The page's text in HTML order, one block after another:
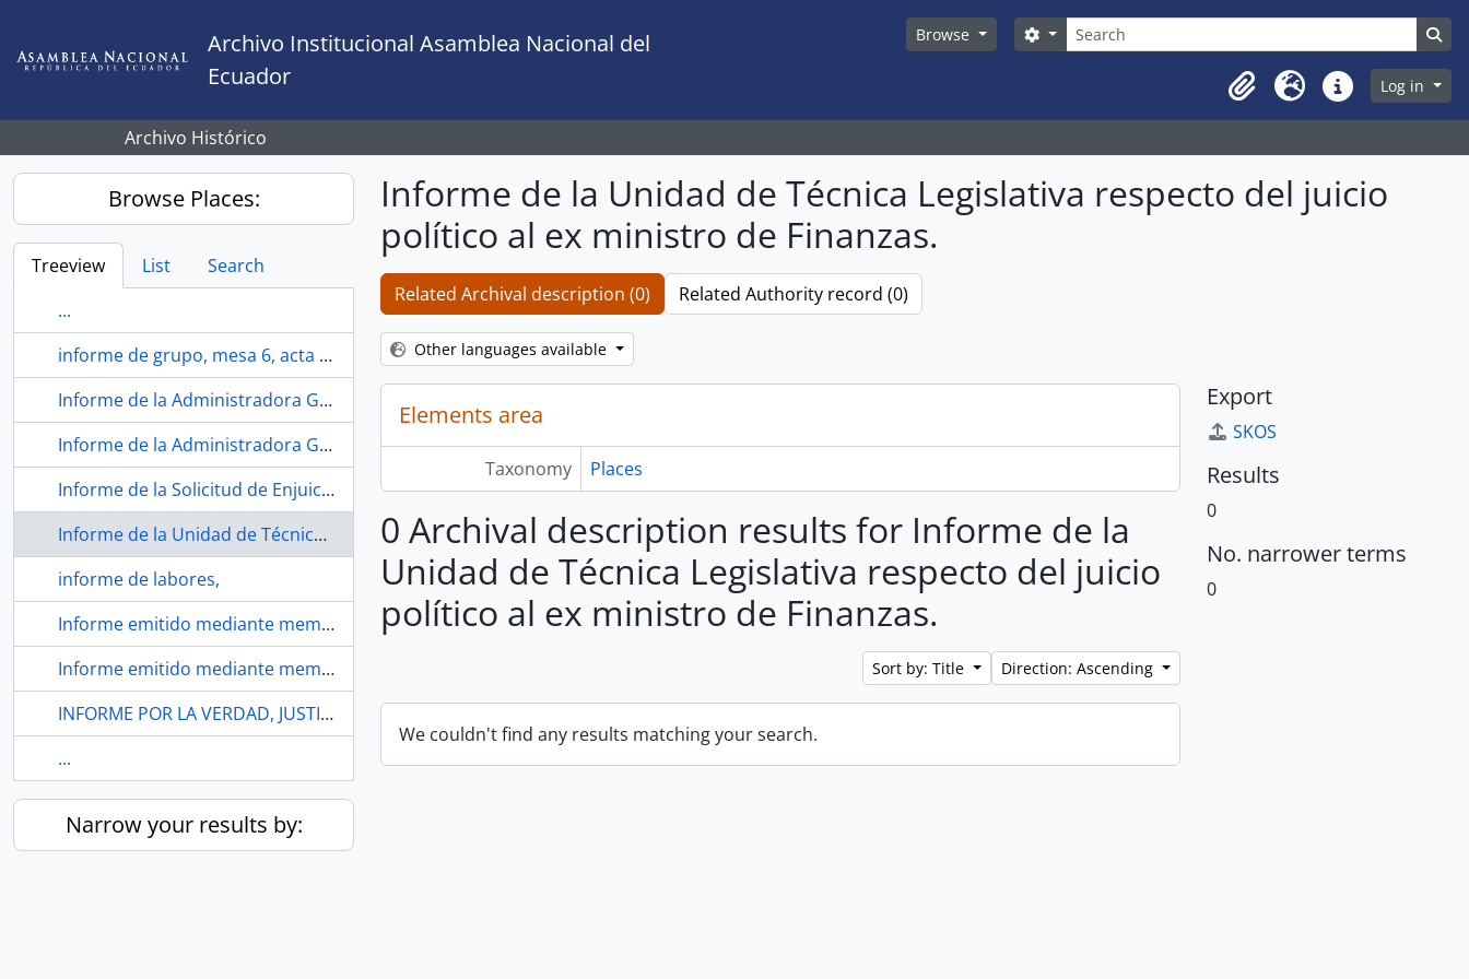
Archivo Institucional Asamblea Nacional del
Ecuador
Browse Search
Search options
ClipboardLanguageQuick linksLog in
Archivo Histórico
Browse Places:
Treeview List
Search
...
informe de grupo, mesa 6, acta No. 32
Informe de la Administradora General referente al Convenio suscrito con TAME EP
Informe de la Administradora General, licenciada Guadalupe Estevez, sobre los sueldos de los chóferes de la Asamblea General.
Informe de la Solicitud de Enjuiciamiento Político en contra del Presidente del Consejo Nacional de la Judicatura y de los señores vocales
Informe de la Unidad de Técnica Legislativa respecto del juicio político al ex ministro de Finanzas.
informe de labores,
Informe emitido mediante memorando No. AG-AN-GEN-2O18-O581 de 03 de mayo de 2018,
Informe emitido mediante memorando No. AG-AN-GEN-2O18-O581 de 03 de mayo de 2018.
INFORME POR LA VERDAD, JUSTICIA Y REPARACIÓN DEL CASO MARÍA BELÉN BERNAL OTAVALO (+)
...
Narrow your results by:
Informe de la Unidad de Técnica Legislativa respecto del juicio
político al ex ministro de Finanzas.
Related Archival description (0) Related Authority record (0)
Other languages available
Elements area
Taxonomy Places
0 Archival description results for Informe de la
Unidad de Técnica Legislativa respecto del juicio
político al ex ministro de Finanzas.
Sort by: Title Direction: Ascending
We couldn't find any results matching your search.
Export
SKOS
Results
0
No. narrower terms
0